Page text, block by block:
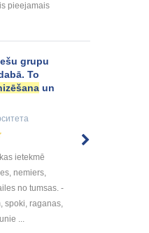
pieejamais
grupu
To
un
ietekmē
nemiers,
no tumsas. -
spoki, raganas,
...